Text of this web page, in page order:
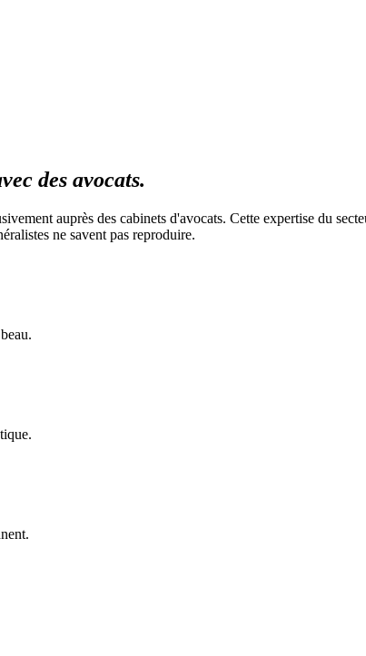
des avocats.
auprès des cabinets d'avocats. Cette expertise du
ne savent pas reproduire.